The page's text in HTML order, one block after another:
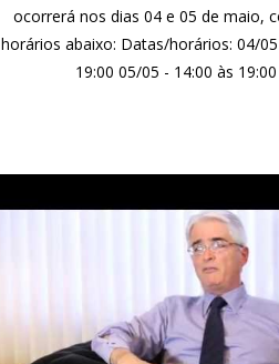
ocorrerá nos dias 04 e 05 de maio,
horários abaixo: Datas/horários: 04/
19:00 05/05 - 14:00 às 19:00